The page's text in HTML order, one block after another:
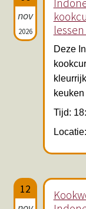
nov
2026
Deze
Tijd:
12